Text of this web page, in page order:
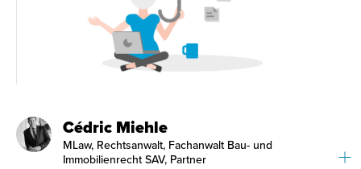
Cédric Miehle
MLaw, Rechtsanwalt, Fachanwalt Bau- und
Immobilienrecht SAV, Partner